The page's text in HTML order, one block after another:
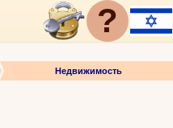
?
Недвижимость